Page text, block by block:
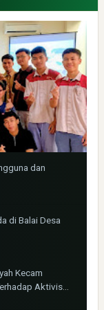
dan
di Balai Desa
Kecam
Aktivis